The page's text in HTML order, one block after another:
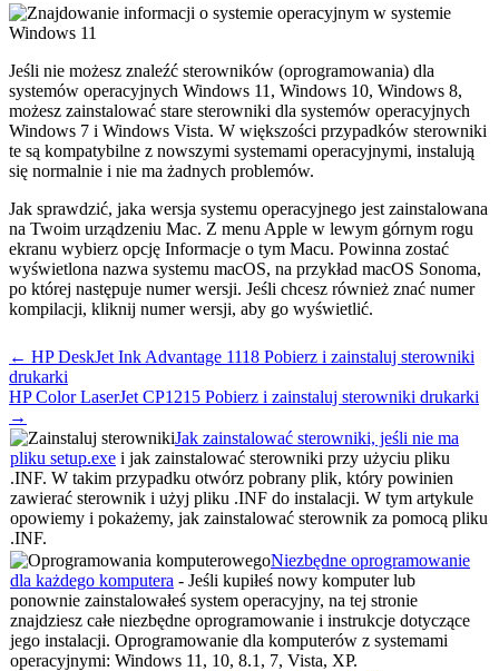
Jeśli nie możesz znaleźć sterowników (oprogramowania) dla
systemów operacyjnych Windows 11, Windows 10, Windows 8,
możesz zainstalować stare sterowniki dla systemów operacyjnych
Windows 7 i Windows Vista. W większości przypadków sterowniki
te są kompatybilne z nowszymi systemami operacyjnymi, instalują
się normalnie i nie ma żadnych problemów.
Jak sprawdzić, jaka wersja systemu operacyjnego jest zainstalowana
na Twoim urządzeniu Mac. Z menu Apple w lewym górnym rogu
ekranu wybierz opcję Informacje o tym Macu. Powinna zostać
wyświetlona nazwa systemu macOS, na przykład macOS Sonoma,
po której następuje numer wersji. Jeśli chcesz również znać numer
kompilacji, kliknij numer wersji, aby go wyświetlić.
Post
navigation
← HP DeskJet Ink Advantage 1118 Pobierz i zainstaluj sterowniki
drukarki
HP Color LaserJet CP1215 Pobierz i zainstaluj sterowniki drukarki
→
Jak zainstalować sterowniki, jeśli nie ma
pliku setup.exe i jak zainstalować sterowniki przy użyciu pliku
.INF. W takim przypadku otwórz pobrany plik, który powinien
zawierać sterownik i użyj pliku .INF do instalacji. W tym artykule
opowiemy i pokażemy, jak zainstalować sterownik za pomocą pliku
.INF.
Niezbędne oprogramowanie
dla każdego komputera - Jeśli kupiłeś nowy komputer lub
ponownie zainstalowałeś system operacyjny, na tej stronie
znajdziesz całe niezbędne oprogramowanie i instrukcje dotyczące
jego instalacji. Oprogramowanie dla komputerów z systemami
operacyjnymi: Windows 11, 10, 8.1, 7, Vista, XP.